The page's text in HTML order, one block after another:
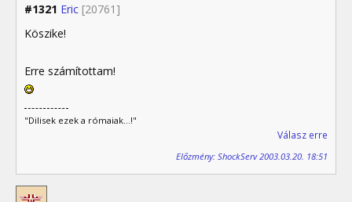
#1321 Eric [20761]
Köszike!
Erre számítottam!
"Dilisek ezek a rómaiak...!"
Válasz erre
Előzmény: ShockServ 2003.03.20. 18:51